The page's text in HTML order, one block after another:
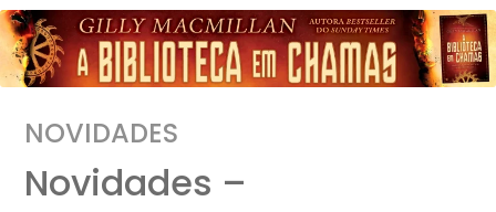
NOVIDADES
Novidades –